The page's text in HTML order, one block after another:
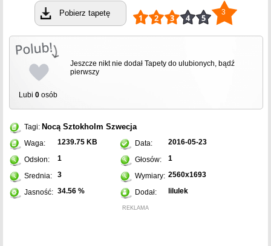
Pobierz tapetę 3
Lubi 0 osób
Jeszcze nikt nie dodał Tapety do ulubionych, bądź
pierwszy
Tagi: Nocą Sztokholm Szwecja
Waga: 1239.75 KB Data: 2016-05-23
Odsłon: 1 Głosów: 1
Srednia: 3 Wymiary: 2560x1693
Jasność: 34.56 % Dodał: lilulek
REKLAMA